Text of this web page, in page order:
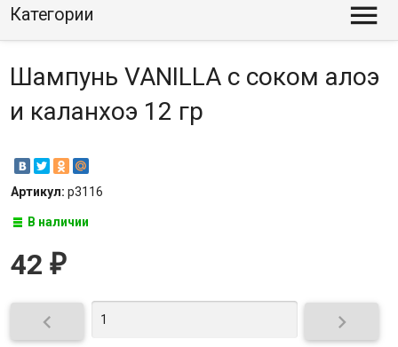
Категории 
Шампунь VANILLA с соком алоэ
и каланхоэ 12 гр
Артикул: p3116
В наличии
42 ₽
 